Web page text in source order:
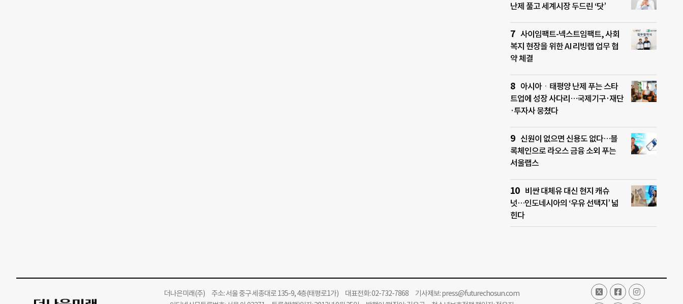
난제 풀고 세계시장 두드린 ‘닷’
사이임팩트-넥스트임팩트, 사회
복지 현장을 위한 AI 리빙랩 업무 협
약 체결
아시아ㆍ태평양 난제 푸는 스타
트업에 성장 사다리…국제기구·재단
·투자사 뭉쳤다
신원이 없으면 신용도 없다…블
록체인으로 라오스 금융 소외 푸는
서울랩스
비싼 대체유 대신 현지 캐슈
넛…인도네시아의 ‘우유 선택지’ 넓
힌다
더나은미래(주)주소: 서울 중구 세종대로 135-9, 4층(태평로1가) 대표전화: 02-732-7868 기사제보:press@futurechosun.com